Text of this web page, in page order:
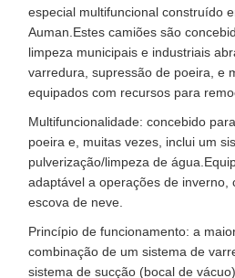
especial multifuncional construído
Auman.Estes camiões são
limpeza municipais e industriais
varredura, supressão de poeira, e
equipados com recursos para
Multifuncionalidade: concebido
poeira e, muitas vezes, inclui um
pulverização/limpeza de
adaptável a operações de inverno,
escova de neve.
Princípio de funcionamento: a
combinação de um sistema de
sistema de sucção (bocal de